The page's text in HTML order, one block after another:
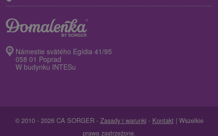
Námestie svätého Egídia 41/95
058 01 Poprad
W budynku INTESu
© 2010 - 2026 CA SORGER - Zasady i warunki - Kontakt | Wszelkie
prawa zastrzeżone.